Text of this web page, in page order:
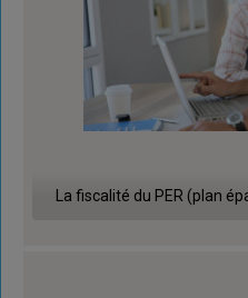
La fiscalité du PER (plan